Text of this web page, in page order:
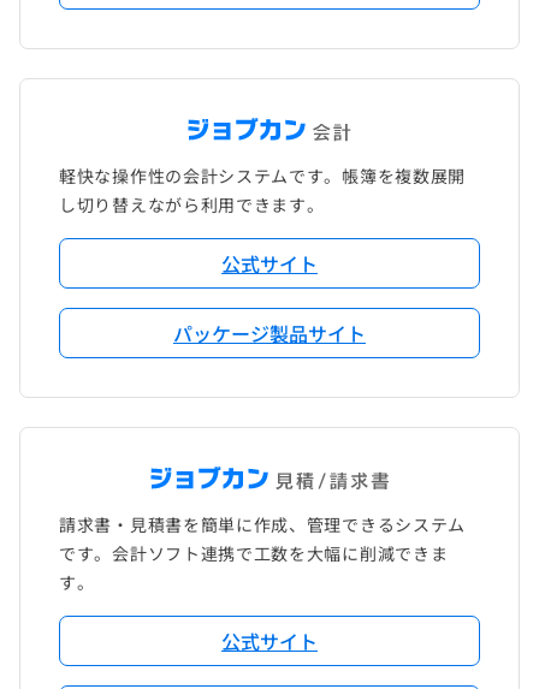
軽快な操作性の会計システムです。帳簿を複数展開
し切り替えながら利用できます。
公式サイト
パッケージ製品サイト
請求書・見積書を簡単に作成、管理できるシステム
です。会計ソフト連携で工数を大幅に削減できま
す。
公式サイト